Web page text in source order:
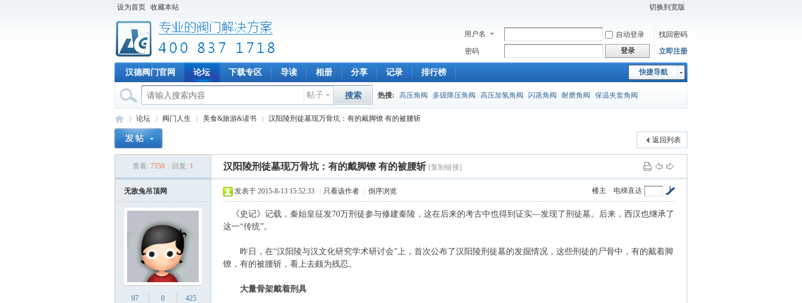
设为首页 收藏本站 切换到宽版
用户名 自动登录
找回密码
密码
登录 立即注册
快捷导航
汉德阀门官网 论坛 下载专区 导读 相册 分享 记录 排行榜
帖子 搜索 热搜: 高压角阀 多级降压角阀 高压加氢角阀 闪蒸角阀 耐磨角阀 保温夹套角阀
论坛
›
阀门人生
›
美食&旅游&读书
›
汉阳陵刑徒墓现万骨坑：有的戴脚镣 有的被腰斩
返回列表
查看: 7358 回复: 1 汉阳陵刑徒墓现万骨坑：有的戴脚镣 有的被腰斩 [复制链接]
无敌兔吊顶网
97
0
425
电梯直达
楼主
发表于 2015-8-13 15:52:33 只看该作者 倒序浏览
《史记》记载，秦始皇征发70万刑徒参与修建秦陵，这在后来的考古中也得到证实—发现了刑徒墓。后来，西汉也继承了
这一“传统”。
昨日，在“汉阳陵与汉文化研究学术研讨会”上，首次公布了汉阳陵刑徒墓的发掘情况，这些刑徒的尸骨中，有的戴着脚
镣，有的被腰斩，看上去颇为残忍。
大量骨架戴着刑具